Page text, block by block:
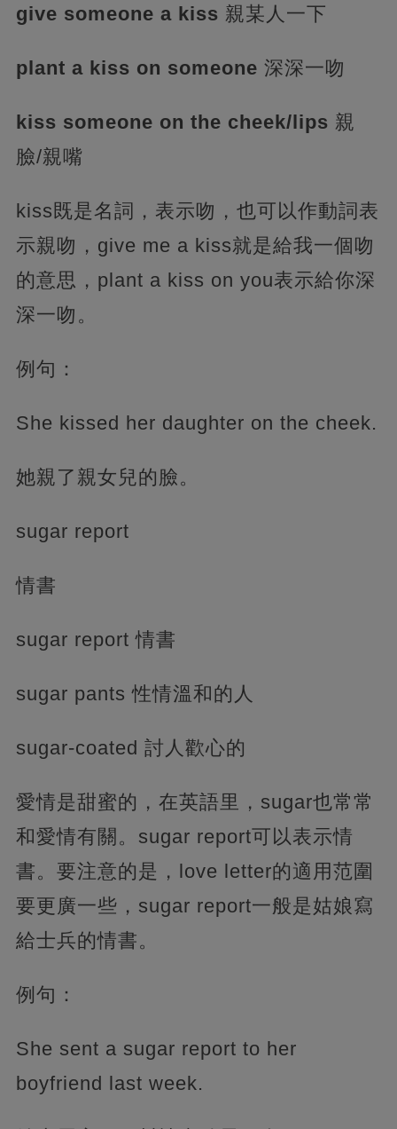
give someone a kiss 親某人一下
plant a kiss on someone 深深一吻
kiss someone on the cheek/lips 親
臉/親嘴
kiss既是名詞，表示吻，也可以作動詞表
示親吻，give me a kiss就是給我一個吻
的意思，plant a kiss on you表示給你深
深一吻。
例句：
She kissed her daughter on the cheek.
她親了親女兒的臉。
sugar report
情書
sugar report 情書
sugar pants 性情溫和的人
sugar-coated 討人歡心的
愛情是甜蜜的，在英語里，sugar也常常
和愛情有關。sugar report可以表示情
書。要注意的是，love letter的適用范圍
要更廣一些，sugar report一般是姑娘寫
給士兵的情書。
例句：
She sent a sugar report to her
boyfriend last week.